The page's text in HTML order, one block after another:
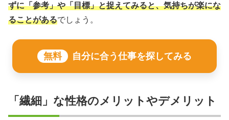
ずに「参考」や「目標」と捉えてみると、気持ちが楽にな
ることがあるでしょう。
無料 自分に合う仕事を探してみる
「繊細」な性格のメリットやデメリット